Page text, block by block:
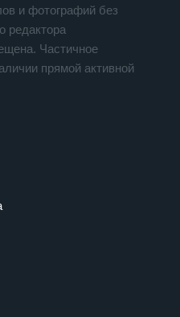
и фотографий без
редактора
Частичное
прямой активной